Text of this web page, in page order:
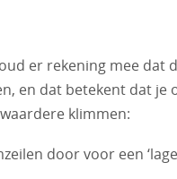
er rekening mee dat
en dat betekent dat je
klimmen:
door voor een